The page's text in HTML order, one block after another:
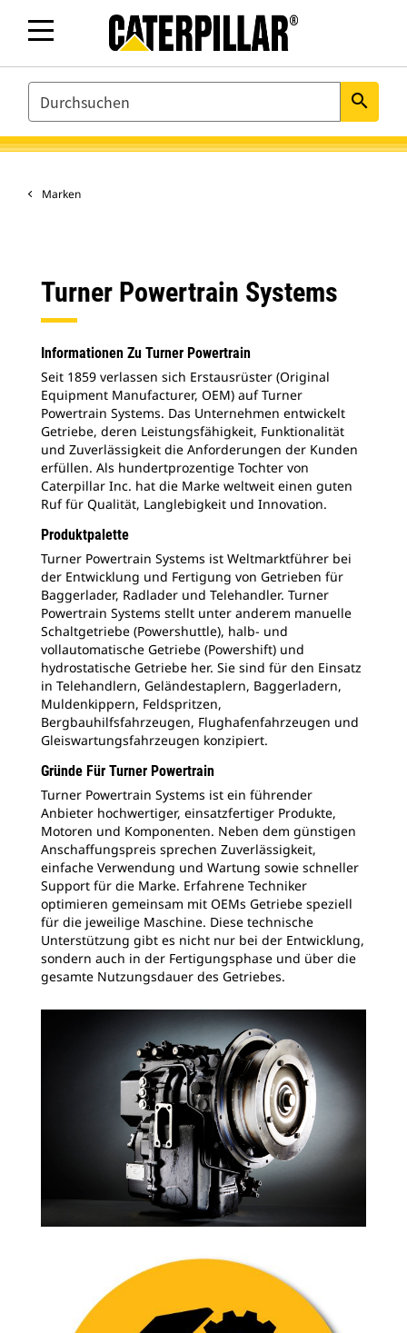
SEARCH search
Marken
Turner Powertrain Systems
Informationen Zu Turner Powertrain
Seit 1859 verlassen sich Erstausrüster (Original
Equipment Manufacturer, OEM) auf Turner
Powertrain Systems. Das Unternehmen entwickelt
Getriebe, deren Leistungsfähigkeit, Funktionalität
und Zuverlässigkeit die Anforderungen der Kunden
erfüllen. Als hundertprozentige Tochter von
Caterpillar Inc. hat die Marke weltweit einen guten
Ruf für Qualität, Langlebigkeit und Innovation.
Produktpalette
Turner Powertrain Systems ist Weltmarktführer bei
der Entwicklung und Fertigung von Getrieben für
Baggerlader, Radlader und Telehandler. Turner
Powertrain Systems stellt unter anderem manuelle
Schaltgetriebe (Powershuttle), halb- und
vollautomatische Getriebe (Powershift) und
hydrostatische Getriebe her. Sie sind für den Einsatz
in Telehandlern, Geländestaplern, Baggerladern,
Muldenkippern, Feldspritzen,
Bergbauhilfsfahrzeugen, Flughafenfahrzeugen und
Gleiswartungsfahrzeugen konzipiert.
Gründe Für Turner Powertrain
Turner Powertrain Systems ist ein führender
Anbieter hochwertiger, einsatzfertiger Produkte,
Motoren und Komponenten. Neben dem günstigen
Anschaffungspreis sprechen Zuverlässigkeit,
einfache Verwendung und Wartung sowie schneller
Support für die Marke. Erfahrene Techniker
optimieren gemeinsam mit OEMs Getriebe speziell
für die jeweilige Maschine. Diese technische
Unterstützung gibt es nicht nur bei der Entwicklung,
sondern auch in der Fertigungsphase und über die
gesamte Nutzungsdauer des Getriebes.